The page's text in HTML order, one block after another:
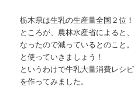
栃木県は生乳の生産量全国２位！
ところが、農林水産省によると
なったので減っているとのこと
と使っていきましょう！
というわけで牛乳大量消費レシ
を作ってみました。